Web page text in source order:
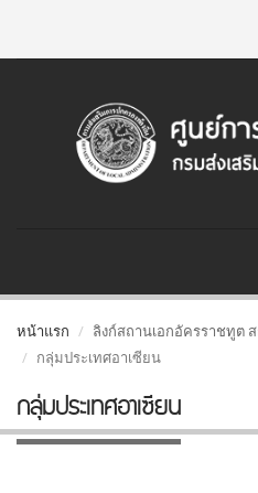
หน้าแรก
ลิงก์สถานเอกอัครราชทูต
กลุ่มประเทศอาเซียน
กลุ่มประเทศอาเซียน